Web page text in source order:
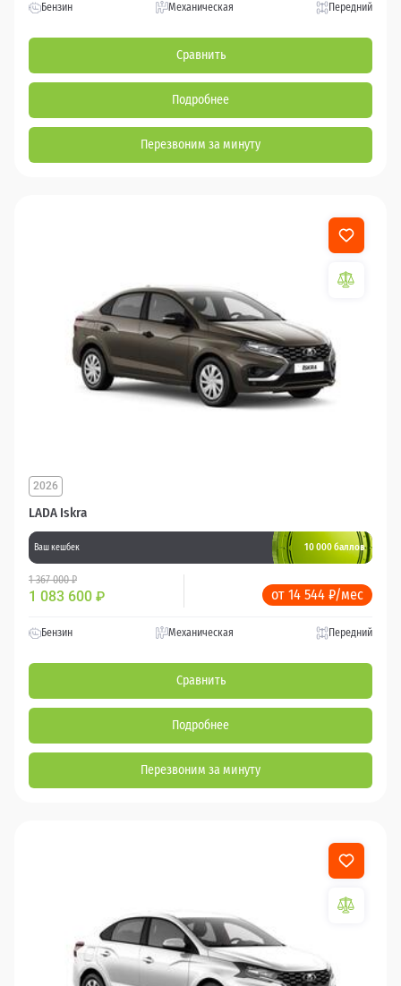
Бензин Механическая Передний
Сравнить
Подробнее
Перезвоним за минуту
LADA Iskra
2026
Ваш кешбек 10 000 баллов
1 367 000 ₽
1 083 600 ₽ от 14 544 ₽/мес
Бензин Механическая Передний
Сравнить
Подробнее
Перезвоним за минуту